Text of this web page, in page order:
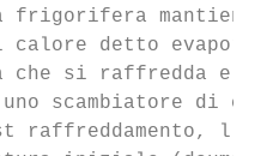
frigorifera mantiene
calore detto
si raffredda e si
scambiatore di
raffreddamento,